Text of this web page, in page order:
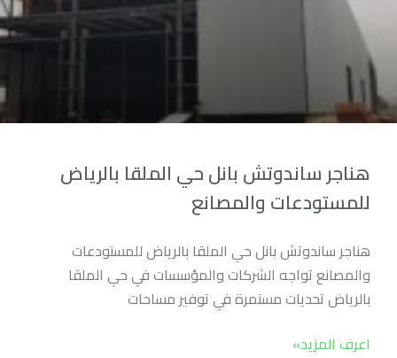
هناجر ساندوتش بانل حي الملقا بالرياض
للمستودعات والمصانع
هناجر ساندوتش بانل حي الملقا بالرياض للمستودعات
والمصانع تواجه الشركات والمؤسسات في حي الملقا
بالرياض تحديات مستمرة في توفير مساحات
اعرف المزيد»